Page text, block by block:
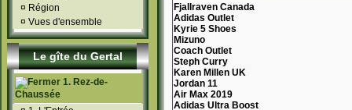
¤ Région
¤ Vues d'ensemble
Le gîte du Gertal
1. Rez-de-
Chaussée
Fjallraven Canada
Adidas Outlet
Kyrie 5 Shoes
Mizuno
Coach Outlet
Steph Curry
Karen Millen UK
Jordan 11
Air Max 2019
Adidas Ultra Boost